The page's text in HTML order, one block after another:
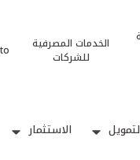
الخدمات المصرفية
للشركات
الاستثمار